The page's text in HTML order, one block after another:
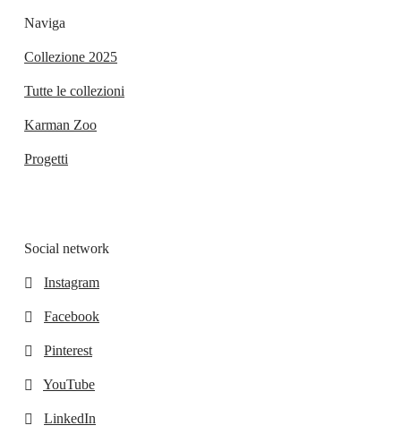
Naviga
Collezione 2025
Tutte le collezioni
Karman Zoo
Progetti
Social network
Instagram
Facebook
Pinterest
YouTube
LinkedIn